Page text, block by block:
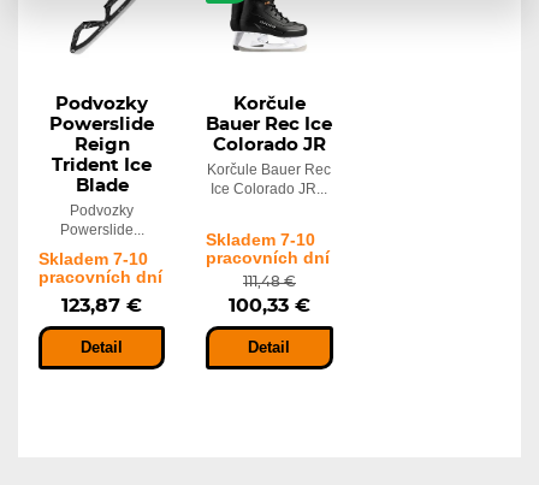
Podvozky
Powerslide
Reign
Trident Ice
Blade
Podvozky
Powerslide...
Skladem 7-10
pracovních dní
123,87 €
Detail
Korčule
Bauer Rec Ice
Colorado JR
Korčule Bauer Rec
Ice Colorado JR...
Skladem 7-10
pracovních dní
111,48 €
100,33 €
Detail